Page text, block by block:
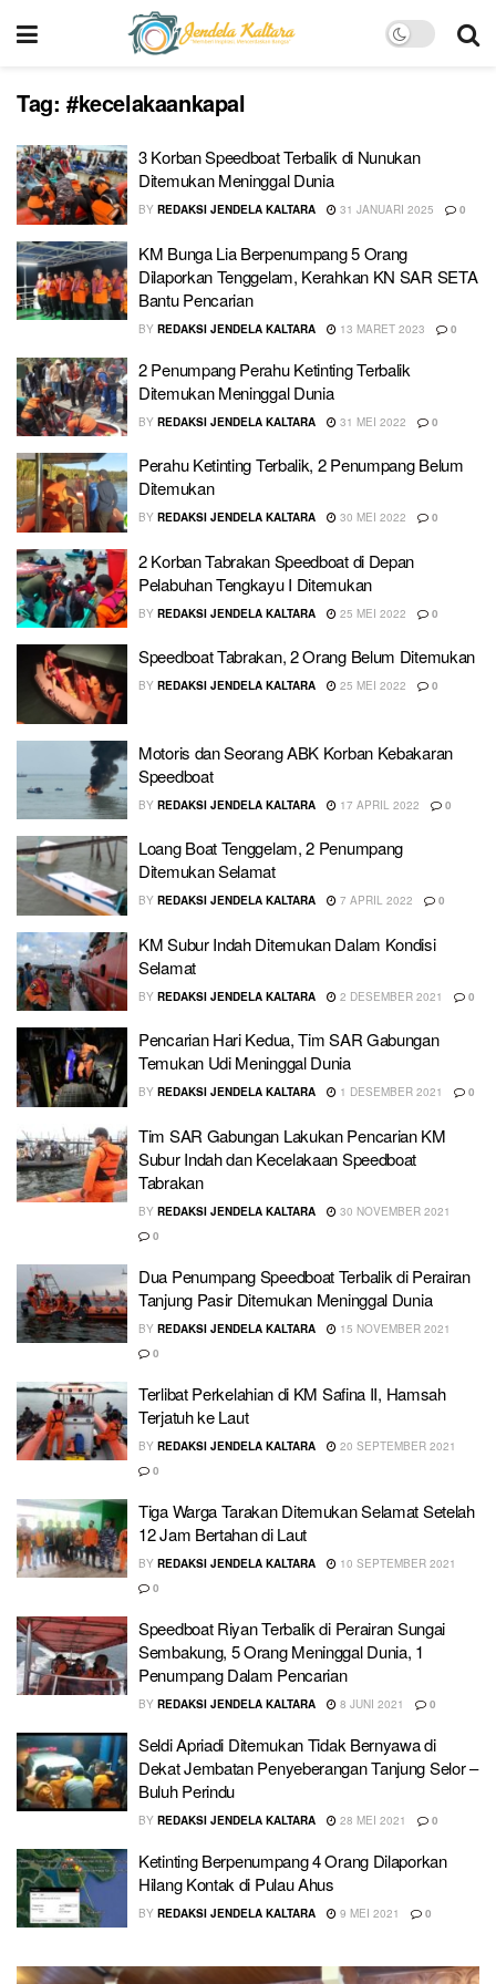
Tag: #kecelakaankapal
3 Korban Speedboat Terbalik di Nunukan
Ditemukan Meninggal Dunia
BY REDAKSI JENDELA KALTARA 31 JANUARI 2025 0
KM Bunga Lia Berpenumpang 5 Orang
Dilaporkan Tenggelam, Kerahkan KN SAR SETA
Bantu Pencarian
BY REDAKSI JENDELA KALTARA 13 MARET 2023 0
2 Penumpang Perahu Ketinting Terbalik
Ditemukan Meninggal Dunia
BY REDAKSI JENDELA KALTARA 31 MEI 2022 0
Perahu Ketinting Terbalik, 2 Penumpang Belum
Ditemukan
BY REDAKSI JENDELA KALTARA 30 MEI 2022 0
2 Korban Tabrakan Speedboat di Depan
Pelabuhan Tengkayu I Ditemukan
BY REDAKSI JENDELA KALTARA 25 MEI 2022 0
Speedboat Tabrakan, 2 Orang Belum Ditemukan
BY REDAKSI JENDELA KALTARA 25 MEI 2022 0
Motoris dan Seorang ABK Korban Kebakaran
Speedboat
BY REDAKSI JENDELA KALTARA 17 APRIL 2022 0
Loang Boat Tenggelam, 2 Penumpang
Ditemukan Selamat
BY REDAKSI JENDELA KALTARA 7 APRIL 2022 0
KM Subur Indah Ditemukan Dalam Kondisi
Selamat
BY REDAKSI JENDELA KALTARA 2 DESEMBER 2021 0
Pencarian Hari Kedua, Tim SAR Gabungan
Temukan Udi Meninggal Dunia
BY REDAKSI JENDELA KALTARA 1 DESEMBER 2021 0
Tim SAR Gabungan Lakukan Pencarian KM
Subur Indah dan Kecelakaan Speedboat
Tabrakan
BY REDAKSI JENDELA KALTARA
30 NOVEMBER 2021
0
Dua Penumpang Speedboat Terbalik di Perairan
Tanjung Pasir Ditemukan Meninggal Dunia
BY REDAKSI JENDELA KALTARA
15 NOVEMBER 2021
0
Terlibat Perkelahian di KM Safina II, Hamsah
Terjatuh ke Laut
BY REDAKSI JENDELA KALTARA
20 SEPTEMBER 2021
0
Tiga Warga Tarakan Ditemukan Selamat Setelah
12 Jam Bertahan di Laut
BY REDAKSI JENDELA KALTARA
10 SEPTEMBER 2021
0
Speedboat Riyan Terbalik di Perairan Sungai
Sembakung, 5 Orang Meninggal Dunia, 1
Penumpang Dalam Pencarian
BY REDAKSI JENDELA KALTARA 8 JUNI 2021 0
Seldi Apriadi Ditemukan Tidak Bernyawa di
Dekat Jembatan Penyeberangan Tanjung Selor –
Buluh Perindu
BY REDAKSI JENDELA KALTARA 28 MEI 2021 0
Ketinting Berpenumpang 4 Orang Dilaporkan
Hilang Kontak di Pulau Ahus
BY REDAKSI JENDELA KALTARA 9 MEI 2021 0